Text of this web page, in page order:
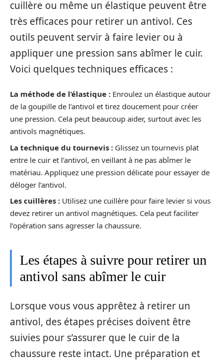
cuillère ou même un élastique peuvent être
très efficaces pour retirer un antivol. Ces
outils peuvent servir à faire levier ou à
appliquer une pression sans abîmer le cuir.
Voici quelques techniques efficaces :
La méthode de l’élastique : Enroulez un élastique autour
de la goupille de l’antivol et tirez doucement pour créer
une pression. Cela peut beaucoup aider, surtout avec les
antivols magnétiques.
La technique du tournevis : Glissez un tournevis plat
entre le cuir et l’antivol, en veillant à ne pas abîmer le
matériau. Appliquez une pression délicate pour essayer de
déloger l’antivol.
Les cuillères : Utilisez une cuillère pour faire levier si vous
devez retirer un antivol magnétiques. Cela peut faciliter
l’opération sans agresser la chaussure.
Les étapes à suivre pour retirer un
antivol sans abîmer le cuir
Lorsque vous vous apprêtez à retirer un
antivol, des étapes précises doivent être
suivies pour s’assurer que le cuir de la
chaussure reste intact. Une préparation et